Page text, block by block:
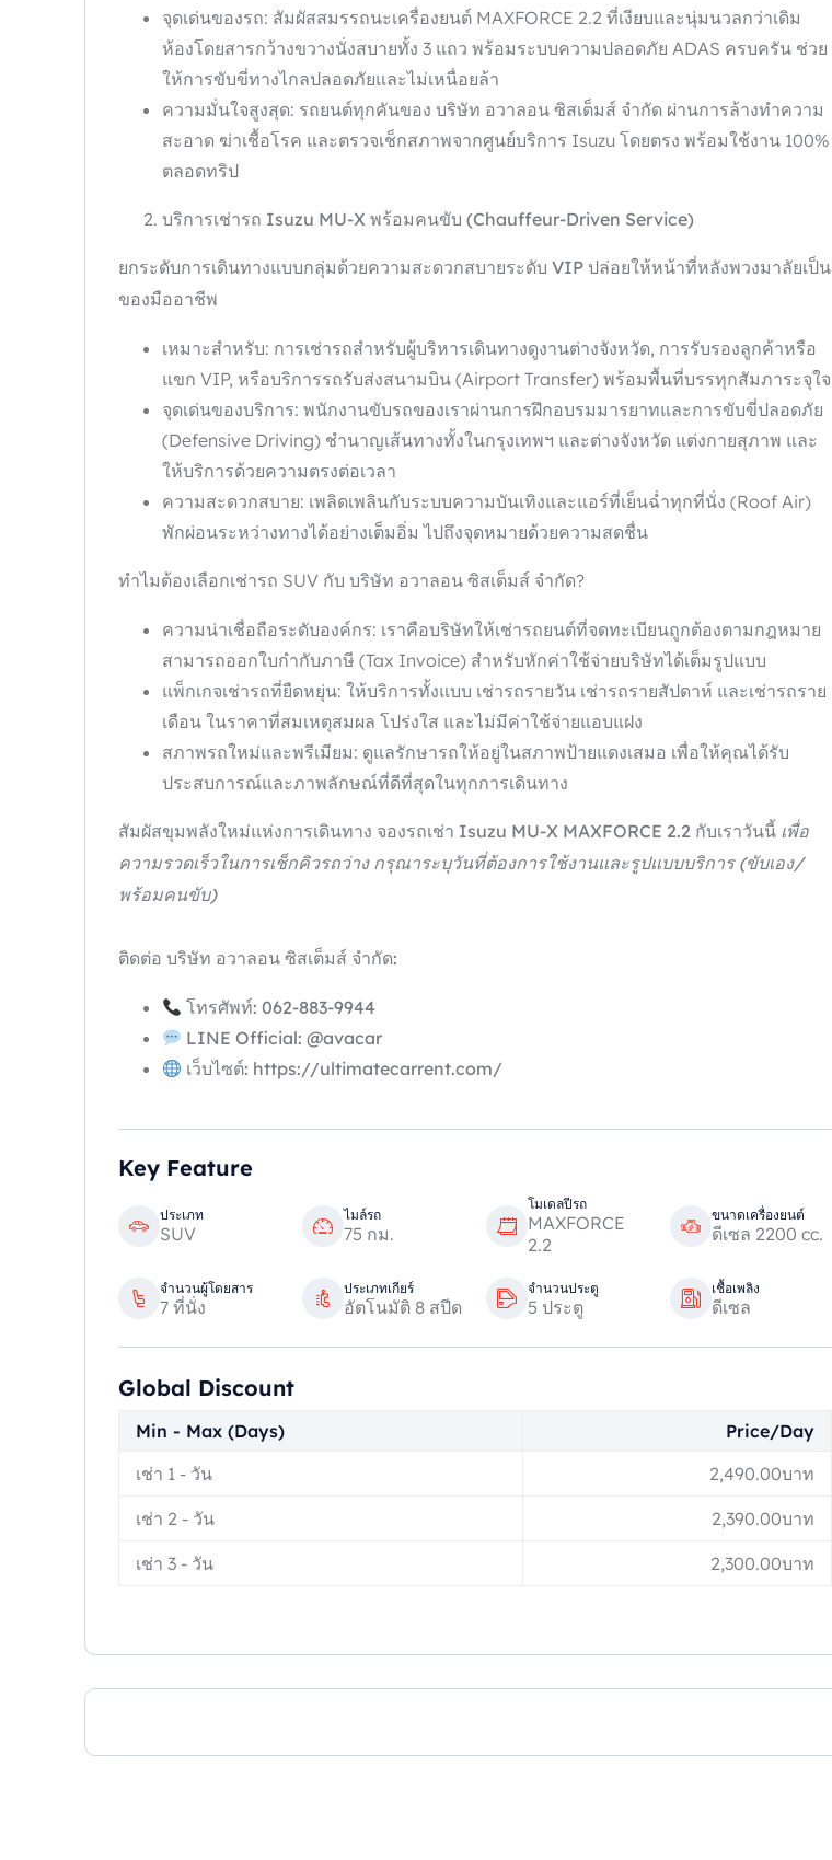
จุดเด่นของรถ: สัมผัสสมรรถนะเครื่องยนต์ MAXFORCE 2.2 ที่เงียบและนุ่มนวลกว่าเดิม
ห้องโดยสารกว้างขวางนั่งสบายทั้ง 3 แถว พร้อมระบบความปลอดภัย ADAS ครบครัน ช่วย
ให้การขับขี่ทางไกลปลอดภัยและไม่เหนื่อยล้า
ความมั่นใจสูงสุด: รถยนต์ทุกคันของ บริษัท อวาลอน ซิสเต็มส์ จำกัด ผ่านการล้างทำความ
สะอาด ฆ่าเชื้อโรค และตรวจเช็กสภาพจากศูนย์บริการ Isuzu โดยตรง พร้อมใช้งาน 100%
ตลอดทริป
บริการเช่ารถ Isuzu MU-X พร้อมคนขับ (Chauffeur-Driven Service)
ยกระดับการเดินทางแบบกลุ่มด้วยความสะดวกสบายระดับ VIP ปล่อยให้หน้าที่หลังพวงมาลัยเป็น
ของมืออาชีพ
เหมาะสำหรับ: การเช่ารถสำหรับผู้บริหารเดินทางดูงานต่างจังหวัด, การรับรองลูกค้าหรือ
แขก VIP, หรือบริการรถรับส่งสนามบิน (Airport Transfer) พร้อมพื้นที่บรรทุกสัมภาระจุใจ
จุดเด่นของบริการ: พนักงานขับรถของเราผ่านการฝึกอบรมมารยาทและการขับขี่ปลอดภัย
(Defensive Driving) ชำนาญเส้นทางทั้งในกรุงเทพฯ และต่างจังหวัด แต่งกายสุภาพ และ
ให้บริการด้วยความตรงต่อเวลา
ความสะดวกสบาย: เพลิดเพลินกับระบบความบันเทิงและแอร์ที่เย็นฉ่ำทุกที่นั่ง (Roof Air)
พักผ่อนระหว่างทางได้อย่างเต็มอิ่ม ไปถึงจุดหมายด้วยความสดชื่น
ทำไมต้องเลือกเช่ารถ SUV กับ บริษัท อวาลอน ซิสเต็มส์ จำกัด?
ความน่าเชื่อถือระดับองค์กร: เราคือบริษัทให้เช่ารถยนต์ที่จดทะเบียนถูกต้องตามกฎหมาย
สามารถออกใบกำกับภาษี (Tax Invoice) สำหรับหักค่าใช้จ่ายบริษัทได้เต็มรูปแบบ
แพ็กเกจเช่ารถที่ยืดหยุ่น: ให้บริการทั้งแบบ เช่ารถรายวัน เช่ารถรายสัปดาห์ และเช่ารถราย
เดือน ในราคาที่สมเหตุสมผล โปร่งใส และไม่มีค่าใช้จ่ายแอบแฝง
สภาพรถใหม่และพรีเมียม: ดูแลรักษารถให้อยู่ในสภาพป้ายแดงเสมอ เพื่อให้คุณได้รับ
ประสบการณ์และภาพลักษณ์ที่ดีที่สุดในทุกการเดินทาง
สัมผัสขุมพลังใหม่แห่งการเดินทาง จองรถเช่า Isuzu MU-X MAXFORCE 2.2 กับเราวันนี้ เพื่อ
ความรวดเร็วในการเช็กคิวรถว่าง กรุณาระบุวันที่ต้องการใช้งานและรูปแบบบริการ (ขับเอง/
พร้อมคนขับ)
ติดต่อ บริษัท อวาลอน ซิสเต็มส์ จำกัด:
โทรศัพท์:062-883-9944
LINE Official: @avacar
เว็บไซต์: https://ultimatecarrent.com/
Key Feature
ประเภท
SUV
ไมล์รถ
75 กม.
โมเดลปีรถ
MAXFORCE
2.2
ขนาดเครื่องยนต์
ดีเซล 2200 cc.
จำนวนผู้โดยสาร
7 ที่นั่ง
ประเภทเกียร์
อัตโนมัติ 8 สปีด
จำนวนประตู
5 ประตู
เชื้อเพลิง
ดีเซล
Global Discount
Min - Max (Days)
Price/Day
เช่า 1 - วัน 2,490.00บาท
เช่า 2 - วัน 2,390.00บาท
เช่า 3 - วัน 2,300.00บาท